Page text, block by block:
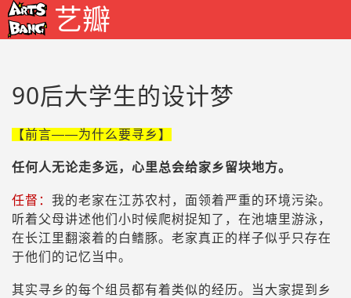
艺瓣
90后大学生的设计梦
【前言——为什么要寻乡】
任何人无论走多远，心里总会给家乡留块地方。
任督： 我的老家在江苏农村，面领着严重的环境污染。
听着父母讲述他们小时候爬树捉知了，在池塘里游泳，
在长江里翻滚着的白鳍豚。老家真正的样子似乎只存在
于他们的记忆当中。
其实寻乡的每个组员都有着类似的经历。当大家提到乡